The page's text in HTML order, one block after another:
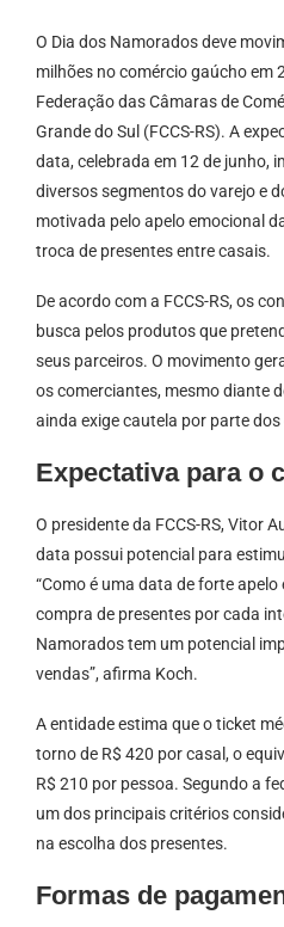
O Dia dos Namorados deve
milhões no comércio gaúcho em
Federação das Câmaras de
Grande do Sul (FCCS-RS). A
data, celebrada em 12 de junho,
diversos segmentos do varejo e
motivada pelo apelo emocional
troca de presentes entre casais.
De acordo com a FCCS-RS, os
busca pelos produtos que
seus parceiros. O movimento
os comerciantes, mesmo diante
ainda exige cautela por parte
Expectativa para o
O presidente da FCCS-RS, Vitor
data possui potencial para
“Como é uma data de forte
compra de presentes por cada
Namorados tem um potencial
vendas”, afirma Koch.
A entidade estima que o ticket
torno de R$ 420 por casal, o
R$ 210 por pessoa. Segundo a
um dos principais critérios
na escolha dos presentes.
Formas de